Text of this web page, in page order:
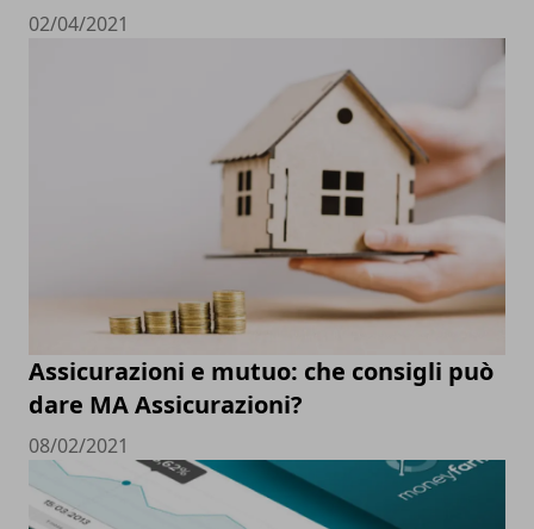
02/04/2021
Assicurazioni e mutuo: che consigli può
dare MA Assicurazioni?
08/02/2021